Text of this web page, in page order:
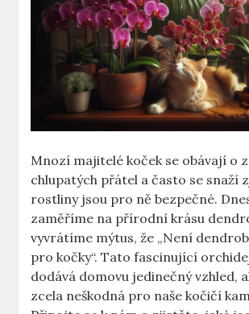
Mnozí majitelé koček se obávají o
chlupatých přátel a často se snaží
rostliny jsou pro ně bezpečné.
zaměříme na přírodní krásu
vyvrátíme mýtus, že „Není
pro kočky“. Tato fascinující
dodává domovu jedinečný vzhled,
zcela neškodná pro naše kočičí